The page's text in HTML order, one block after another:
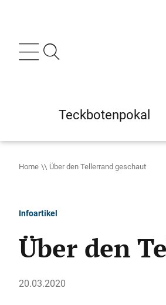
Teckbotenpokal
Home Über den Tellerrand geschaut
Infoartikel
Über den
20.03.2020